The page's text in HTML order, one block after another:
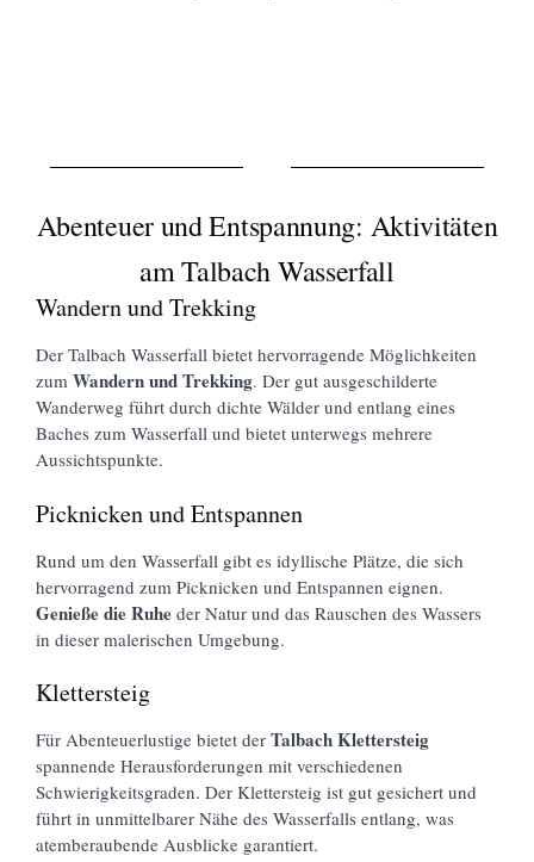
Abenteuer und Entspannung: Aktivitäten
am Talbach Wasserfall
Wandern und Trekking
Der Talbach Wasserfall bietet hervorragende Möglichkeiten
zum Wandern und Trekking. Der gut ausgeschilderte
Wanderweg führt durch dichte Wälder und entlang eines
Baches zum Wasserfall und bietet unterwegs mehrere
Aussichtspunkte.
Picknicken und Entspannen
Rund um den Wasserfall gibt es idyllische Plätze, die sich
hervorragend zum Picknicken und Entspannen eignen.
Genieße die Ruhe der Natur und das Rauschen des Wassers
in dieser malerischen Umgebung.
Klettersteig
Für Abenteuerlustige bietet der Talbach Klettersteig
spannende Herausforderungen mit verschiedenen
Schwierigkeitsgraden. Der Klettersteig ist gut gesichert und
führt in unmittelbarer Nähe des Wasserfalls entlang, was
atemberaubende Ausblicke garantiert.